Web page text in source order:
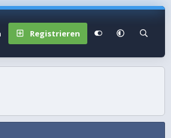
Registrieren